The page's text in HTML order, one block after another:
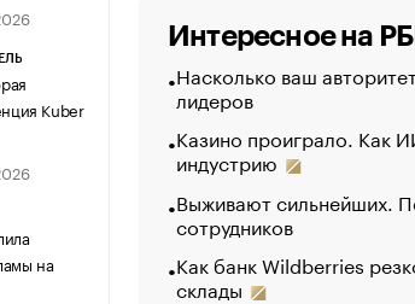
Kuber
на
Интересное на
Насколько ваш
лидеров
Казино проиграло. Как
индустрию
Выживают сильнейших.
сотрудников
Как банк Wildberries
склады